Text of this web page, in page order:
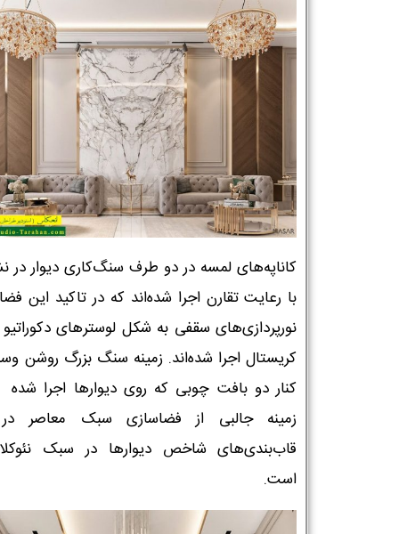
کاناپه‌های لمسه در دو طرف سنگ‌کاری دیوار در
با رعایت تقارن اجرا شده‌اند که در تاکید این
نورپردازی‌های سقفی به شکل لوسترهای دکوراتیو
کریستال اجرا شده‌اند. زمینه سنگ بزرگ روشن
کنار دو بافت چوبی که روی دیوارها اجرا
زمینه جالبی از فضاسازی سبک معاصر در
قاب‌بندی‌های شاخص دیوارها در سبک
است.